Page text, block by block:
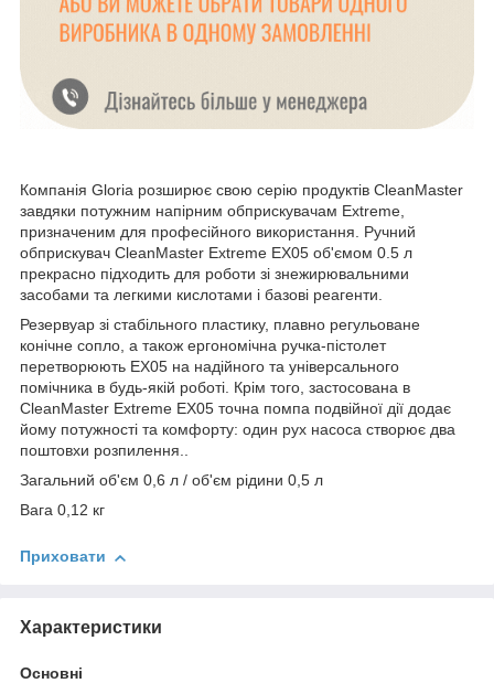
Компанія Gloria розширює свою серію продуктів CleanMaster
завдяки потужним напірним обприскувачам Extreme,
призначеним для професійного використання. Ручний
обприскувач CleanMaster Extreme EX05 об'ємом 0.5 л
прекрасно підходить для роботи зі знежирювальними
засобами та легкими кислотами і базові реагенти.
Резервуар зі стабільного пластику, плавно регульоване
конічне сопло, а також ергономічна ручка-пістолет
перетворюють EX05 на надійного та універсального
помічника в будь-якій роботі. Крім того, застосована в
CleanMaster Extreme EX05 точна помпа подвійної дії додає
йому потужності та комфорту: один рух насоса створює два
поштовхи розпилення..
Загальний об'єм 0,6 л / об'єм рідини 0,5 л
Вага 0,12 кг
Приховати
Характеристики
Основні